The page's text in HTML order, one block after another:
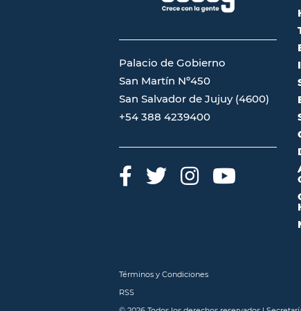
Palacio de Gobierno
San Martín Nº450
San Salvador de Jujuy (4600)
+54 388 4239400
Términos y Condiciones
RSS